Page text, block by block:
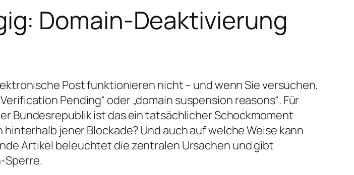
Domain-Deaktivierung
Post funktionieren nicht – und wenn Sie versuchen,
Pending“ oder „domain suspension reasons“. Für
Bundesrepublik ist das ein tatsächlicher Schockmoment
jener Blockade? Und auch auf welche Weise kann
Artikel beleuchtet die zentralen Ursachen und gibt
Sperre.